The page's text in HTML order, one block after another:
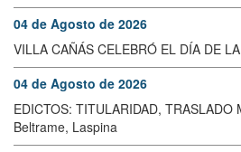
04 de Agosto de 2026
VILLA CAÑÁS CELEBRÓ EL DÍA DE
04 de Agosto de 2026
EDICTOS: TITULARIDAD,
Beltrame, Laspina